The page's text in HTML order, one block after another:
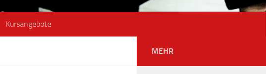
Kursangebote
MEHR